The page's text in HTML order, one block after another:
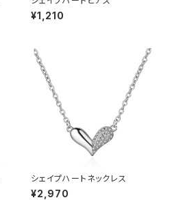
¥1,210
シェイプハートネックレス
¥2,970